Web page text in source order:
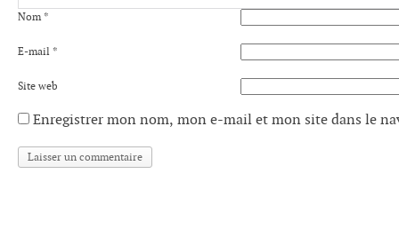
Nom*
E-mail *
Site web
Enregistrer mon nom, mon e-mail et mon site dans le